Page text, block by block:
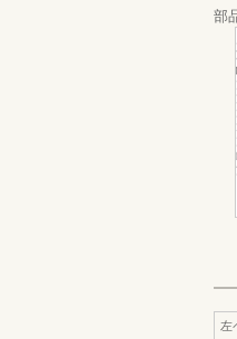
部
左